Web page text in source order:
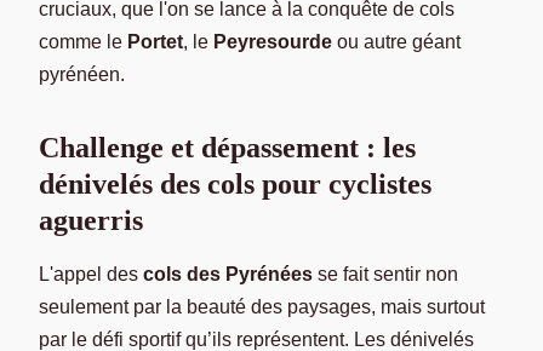
cruciaux, que l'on se lance à la conquête de cols
comme le Portet, le Peyresourde ou autre géant
pyrénéen.
Challenge et dépassement : les
dénivelés des cols pour cyclistes
aguerris
L'appel des cols des Pyrénées se fait sentir non
seulement par la beauté des paysages, mais surtout
par le défi sportif qu’ils représentent. Les dénivelés